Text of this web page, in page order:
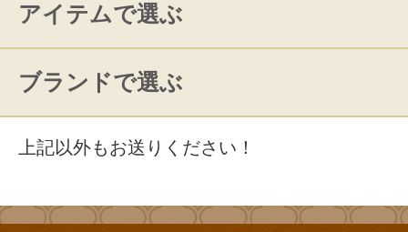
アイテムで選ぶ
ブランドで選ぶ
上記以外もお送りください！